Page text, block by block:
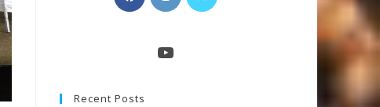
in
new
in
YouTube
Recent Posts